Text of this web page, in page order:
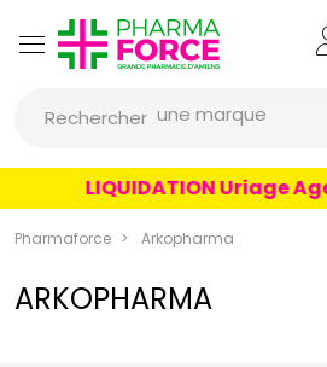
Rechercher
une marque
un conseil
un produit
LIQUIDATION Uriage
Pharmaforce Arkopharma
ARKOPHARMA